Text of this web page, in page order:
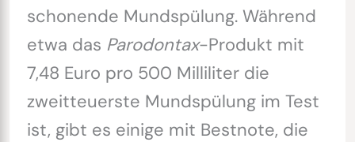
schonende Mundspülung. Während
etwa das Parodontax-Produkt mit
7,48 Euro pro 500 Milliliter die
zweitteuerste Mundspülung im Test
ist, gibt es einige mit Bestnote, die